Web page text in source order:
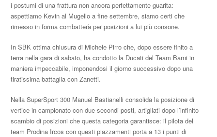
i postumi di una frattura non ancora perfettamente guarita:
aspettiamo Kevin al Mugello a fine settembre, siamo certi che
rimesso in forma combatterà per posizioni a lui più consone.
In SBK ottima chiusura di Michele Pirro che, dopo essere finito a
terra nella gara di sabato, ha condotto la Ducati del Team Barni in
maniera impeccabile, imponendosi il giorno successivo dopo una
tiratissima battaglia con Zanetti.
Nella SuperSport 300 Manuel Bastianelli consolida la posizione di
vertice in campionato con due secondi posti, artigliati dopo l’infinito
scambio di posizioni che questa categoria garantisce: il pilota del
team Prodina Ircos con questi piazzamenti porta a 13 i punti di